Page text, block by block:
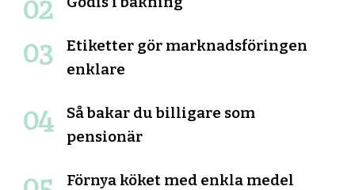
Etiketter gör marknadsföringen
enklare
Så bakar du billigare som
pensionär
Förnya köket med enkla medel